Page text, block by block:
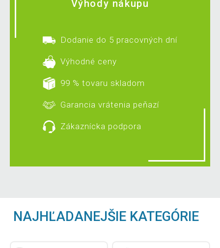
Výhody nákupu
Dodanie do 5 pracovných dní
Výhodné ceny
99 % tovaru skladom
Garancia vrátenia peňazí
Zákaznícka podpora
NAJHĽADANEJŠIE KATEGÓRIE